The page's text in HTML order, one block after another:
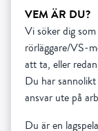
VEM ÄR DU?
Vi söker dig
rörläggare/VS-
att ta, eller
Du har
ansvar ute på
Du är en